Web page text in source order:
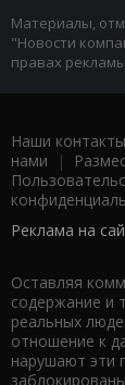
Материалы,
"Новости
правах
Наши
нами |
Реклама на
Оставляя
содержание и
реальных
отношение к
нарушают эти